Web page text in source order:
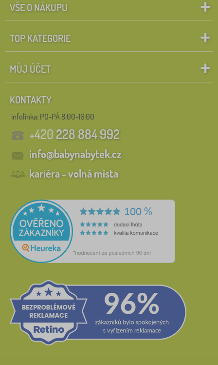
VŠE O NÁKUPU
TOP KATEGORIE
MŮJ ÚČET
KONTAKTY
infolinka: PO-PÁ 8:00-16:00
+420228 884 992
info@babynabytek.cz
kariéra - volná místa